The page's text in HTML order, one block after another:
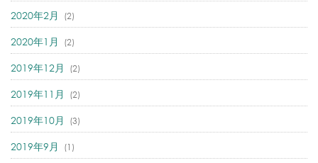
2020年2月 (2)
2020年1月 (2)
2019年12月 (2)
2019年11月 (2)
2019年10月 (3)
2019年9月 (1)